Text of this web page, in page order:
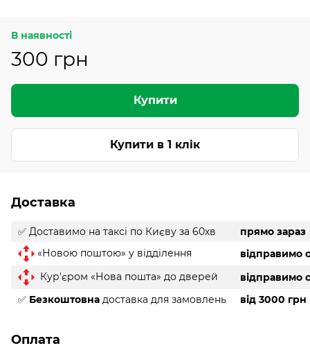
В наявності
300 грн
Купити
Купити в 1 клік
Доставка
✅ Доставимо на таксі по Києву за 60хв
прямо зараз
«Новою поштою» у відділення
відправимо
Кур'єром «Нова пошта» до дверей
відправимо
✅ Безкоштовна доставка для замовлень від 3000 грн
Оплата